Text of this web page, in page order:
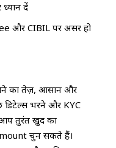
दें
और CIBIL पर असर हो
का तेज़, आसान और
डिटेल्स भरने और KYC
तुरंत खुद का
चुन सकते हैं।